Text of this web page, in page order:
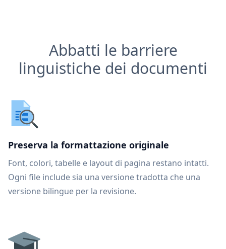
Abbatti le barriere
linguistiche dei documenti
Preserva la formattazione originale
Font, colori, tabelle e layout di pagina restano intatti.
Ogni file include sia una versione tradotta che una
versione bilingue per la revisione.